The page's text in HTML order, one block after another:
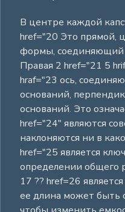
В центре каждой
href="20 Это прямой,
формы, соединяющий
Правая 2 href="21 5
hraf="23 ось,
оснований,
оснований. Это
href="24" являются
наклоняются ни в
href="25 является
определении общего
17 ?? href=26
ее длина может быть